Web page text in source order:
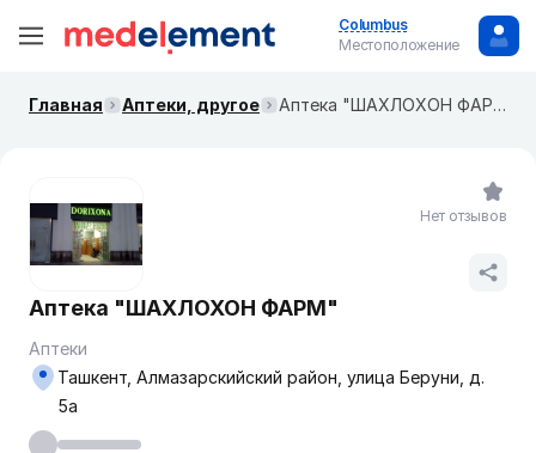
Columbus
Местоположение
Главная Аптеки, другое Аптека "ШАХЛОХОН ФАРМ"
Аптека "ШАХЛОХОН ФАРМ"
Аптеки
Ташкент, Алмазарскийский район, улица Беруни, д.
5а
Нет отзывов